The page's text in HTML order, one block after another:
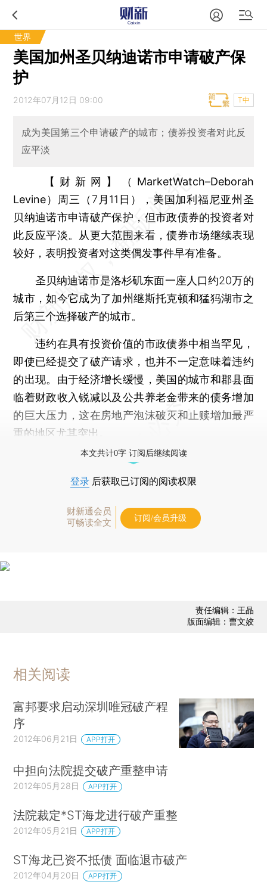
世界
美国加州圣贝纳迪诺市申请破产保
护
2012年07月12日 09:00 T中
成为美国第三个申请破产的城市；债券投资者对此反
应平淡
【财新网】（MarketWatch–Deborah
Levine） 周三（7月11日），美国加利福尼亚州圣
贝纳迪诺市申请破产保护，但市政债券的投资者对
此反应平淡。从更大范围来看，债券市场继续表现
较好，表明投资者对这类偶发事件早有准备。
圣贝纳迪诺市是洛杉矶东面一座人口约20万的
城市，如今它成为了加州继斯托克顿和猛犸湖市之
后第三个选择破产的城市。
违约在具有投资价值的市政债券中相当罕见，
即使已经提交了破产请求，也并不一定意味着违约
的出现。由于经济增长缓慢，美国的城市和郡县面
临着财政收入锐减以及公共养老金带来的债务增加
的巨大压力，这在房地产泡沫破灭和止赎增加最严
重的地区尤其突出。
本文共计0字 订阅后继续阅读
登录 后获取已订阅的阅读权限
财新通会员
可畅读全文
订阅/会员升级
责任编辑：王晶
版面编辑：曹文姣
相关阅读
富邦要求启动深圳唯冠破产程
序
2012年06月21日 APP打开
中担向法院提交破产重整申请
2012年05月28日 APP打开
法院裁定*ST海龙进行破产重整
2012年05月21日 APP打开
ST海龙已资不抵债 面临退市破产
2012年04月20日 APP打开